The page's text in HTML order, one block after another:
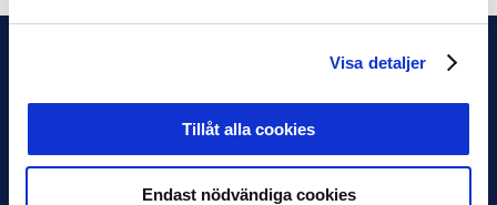
Visa detaljer
Tillåt alla cookies
Endast nödvändiga cookies